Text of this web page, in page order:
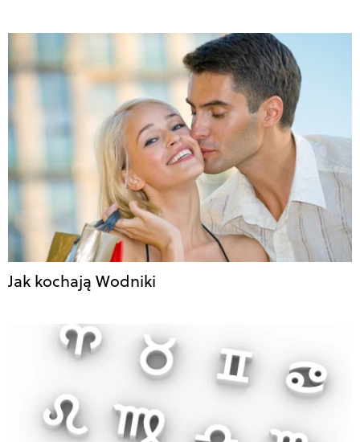
Jak kochają Wodniki